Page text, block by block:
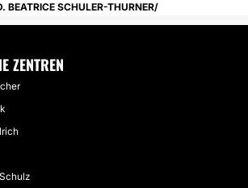
BEATRICE SCHULER-THURNER
ZENTREN